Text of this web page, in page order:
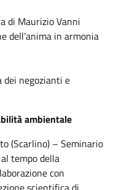
di Maurizio Vanni
dell’anima in armonia
dei negozianti e
ambientale
(Scarlino) – Seminario
tempo della
con